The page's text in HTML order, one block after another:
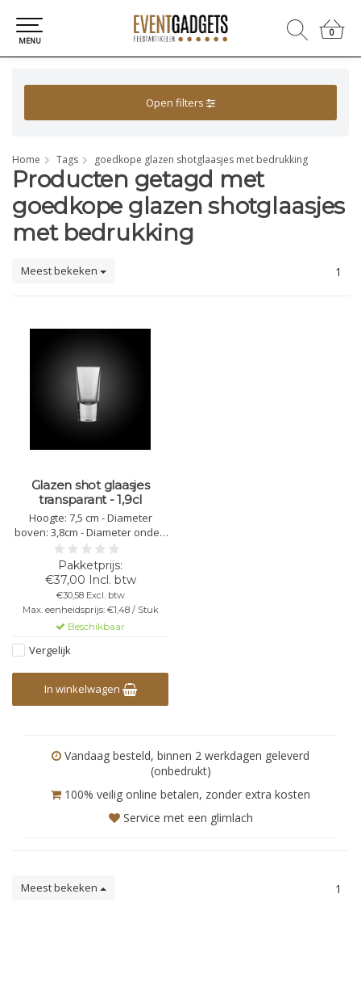
0
0
MENU
Open filters
Home Tags goedkope glazen shotglaasjes met bedrukking
Producten getagd met
goedkope glazen shotglaasjes
met bedrukking
Meest bekeken 1
Glazen shot glaasjes
transparant - 1,9cl
Hoogte: 7,5 cm - Diameter
boven: 3,8cm - Diameter onder:
2,5 cm - Totale inhoud: 1,9cl -
transparant - veiligheidsglas
(60% tot 80% minder breekbaar)
- vaatwasbestendig -
herbruikbaar - bedrukking
mogelijk - niet stapelbaar
€37,00 Incl. btw
€30,58 Excl. btw
Max. eenheidsprijs: €1,48 / Stuk
Beschikbaar
Vergelijk
In winkelwagen
Vandaag besteld, binnen 2 werkdagen geleverd
(onbedrukt)
100% veilig online betalen, zonder extra kosten
Service met een glimlach
Meest bekeken 1